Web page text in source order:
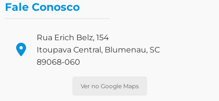
Fale Conosco
Rua Erich Belz, 154
Itoupava Central, Blumenau, SC
89068-060
Ver no Google Maps